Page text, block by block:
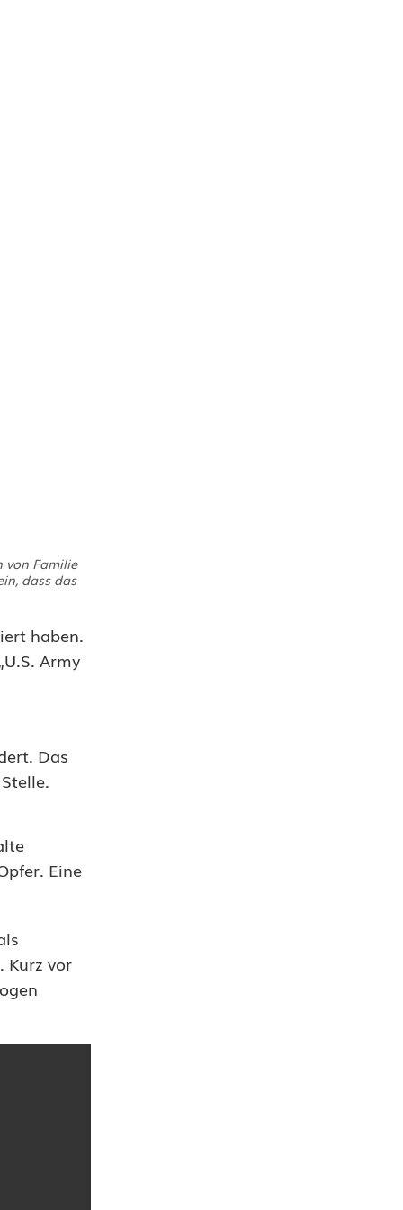
Familie
dass das
haben.
Army
Das
Eine
Kurz vor